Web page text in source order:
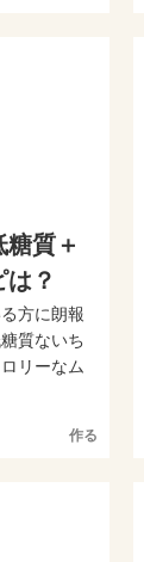
質＋
？
方に朗報
質ないち
リーなム
作る